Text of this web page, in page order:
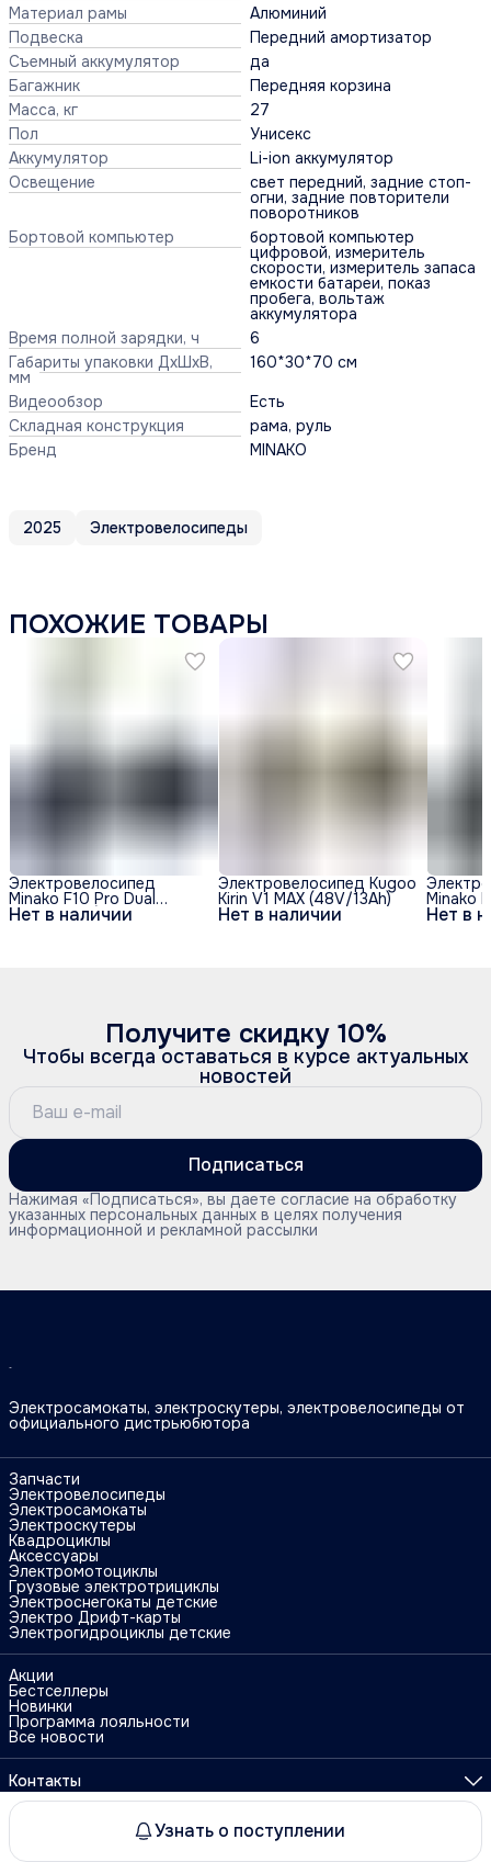
Узнать о поступлении
Материал рамы
Алюминий
Подвеска
Передний амортизатор
Съемный аккумулятор
да
Багажник
Передняя корзина
Масса, кг
27
Пол
Унисекс
Аккумулятор
Li-ion аккумулятор
Освещение
свет передний, задние стоп-
огни, задние повторители
поворотников
Бортовой компьютер
бортовой компьютер
цифровой, измеритель
скорости, измеритель запаса
емкости батареи, показ
пробега, вольтаж
аккумулятора
Время полной зарядки, ч
6
Габариты упаковки ДхШхВ,
мм
160*30*70 см
Видеообзор
Есть
Складная конструкция
рама, руль
Бренд
MINAKO
2025 Электровелосипеды
ПОХОЖИЕ ТОВАРЫ
Нет в наличии
Электровелосипед
Minako F10 Pro Dual
48V/20Ah (полный Нет в наличии
Электровелосипед Kugoo
Kirin V1 MAX (48V/13Ah)
Нет в
Minako
48V/
Получите скидку 10%
Чтобы всегда оставаться в курсе актуальных
новостей
Подписаться
Нажимая «Подписаться», вы даете согласие на обработку
указанных персональных данных в целях получения
информационной и рекламной рассылки
Электросамокаты, электроскутеры, электровелосипеды от
официального дистрьюбютора
Запчасти
Электровелосипеды
Электросамокаты
Электроскутеры
Квадроциклы
Аксессуары
Электромотоциклы
Грузовые электротрициклы
Электроснегокаты детские
Электро Дрифт-карты
Электрогидроциклы детские
Акции
Бестселлеры
Новинки
Программа лояльности
Все новости
Контакты
Адрес
г. Москва, ул. Поликарпова, 27
8 (925) 090-88-11
ОплатаДоставкаПравила возврата